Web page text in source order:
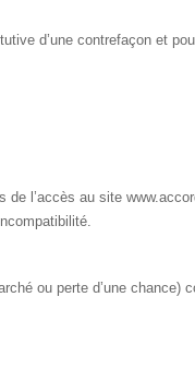
d’une contrefaçon et
l’accès au site
ou perte d’une chance)